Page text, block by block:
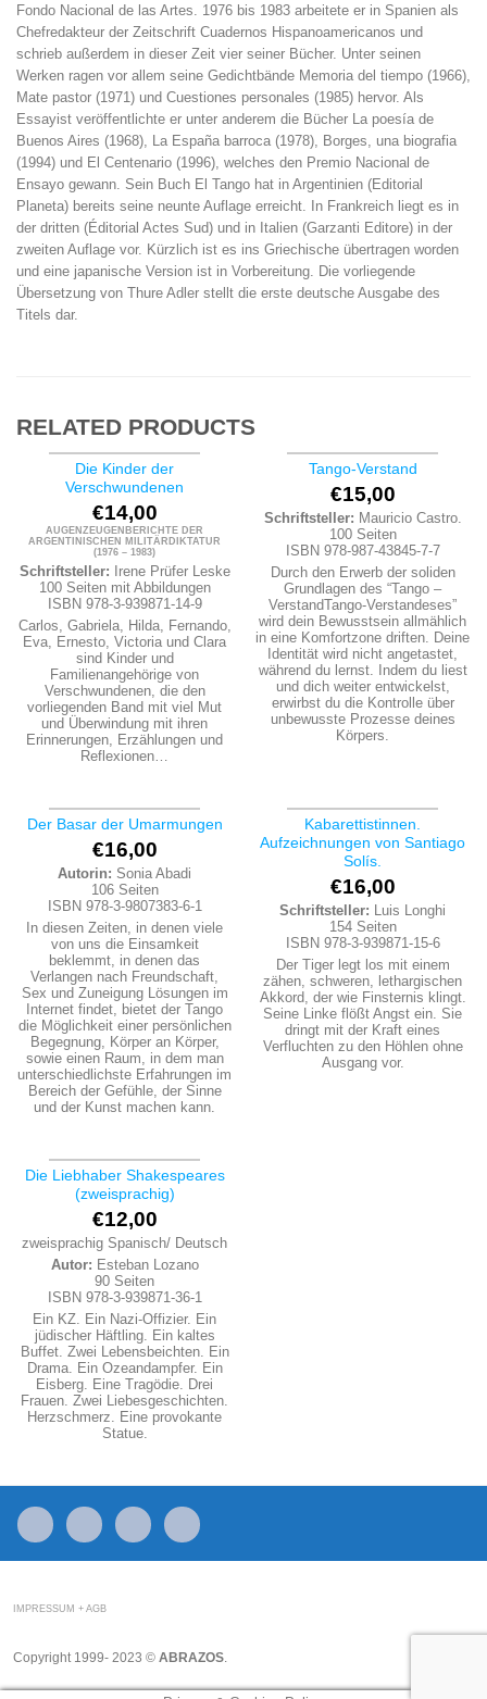
Fondo Nacional de las Artes. 1976 bis 1983 arbeitete er in Spanien als
Chefredakteur der Zeitschrift Cuadernos Hispanoamericanos und
schrieb außerdem in dieser Zeit vier seiner Bücher. Unter seinen
Werken ragen vor allem seine Gedichtbände Memoria del tiempo (1966),
Mate pastor (1971) und Cuestiones personales (1985) hervor. Als
Essayist veröffentlichte er unter anderem die Bücher La poesía de
Buenos Aires (1968), La España barroca (1978), Borges, una biografia
(1994) und El Centenario (1996), welches den Premio Nacional de
Ensayo gewann. Sein Buch El Tango hat in Argentinien (Editorial
Planeta) bereits seine neunte Auflage erreicht. In Frankreich liegt es in
der dritten (Éditorial Actes Sud) und in Italien (Garzanti Editore) in der
zweiten Auflage vor. Kürzlich ist es ins Griechische übertragen worden
und eine japanische Version ist in Vorbereitung. Die vorliegende
Übersetzung von Thure Adler stellt die erste deutsche Ausgabe des
Titels dar.
RELATED PRODUCTS
Die Kinder der
Verschwundenen
€14,00
AUGENZEUGENBERICHTE DER
ARGENTINISCHEN MILITÄRDIKTATUR
(1976 – 1983)
Schriftsteller: Irene Prüfer Leske
100 Seiten mit Abbildungen
ISBN 978-3-939871-14-9
Carlos, Gabriela, Hilda, Fernando,
Eva, Ernesto, Victoria und Clara
sind Kinder und
Familienangehörige von
Verschwundenen, die den
vorliegenden Band mit viel Mut
und Überwindung mit ihren
Erinnerungen, Erzählungen und
Reflexionen…
Tango-Verstand
€15,00
Schriftsteller: Mauricio Castro.
100 Seiten
ISBN 978-987-43845-7-7
Durch den Erwerb der soliden
Grundlagen des “Tango –
VerstandTango-Verstandeses”
wird dein Bewusstsein allmählich
in eine Komfortzone driften. Deine
Identität wird nicht angetastet,
während du lernst. Indem du liest
und dich weiter entwickelst,
erwirbst du die Kontrolle über
unbewusste Prozesse deines
Körpers.
Der Basar der Umarmungen
€16,00
Autorin: Sonia Abadi
106 Seiten
ISBN 978-3-9807383-6-1
In diesen Zeiten, in denen viele
von uns die Einsamkeit
beklemmt, in denen das
Verlangen nach Freundschaft,
Sex und Zuneigung Lösungen im
Internet findet, bietet der Tango
die Möglichkeit einer persönlichen
Begegnung, Körper an Körper,
sowie einen Raum, in dem man
unterschiedlichste Erfahrungen im
Bereich der Gefühle, der Sinne
und der Kunst machen kann.
Kabarettistinnen.
Aufzeichnungen von Santiago
Solís.
€16,00
Schriftsteller: Luis Longhi
154 Seiten
ISBN 978-3-939871-15-6
Der Tiger legt los mit einem
zähen, schweren, lethargischen
Akkord, der wie Finsternis klingt.
Seine Linke flößt Angst ein. Sie
dringt mit der Kraft eines
Verfluchten zu den Höhlen ohne
Ausgang vor.
Die Liebhaber Shakespeares
(zweisprachig)
€12,00
zweisprachig Spanisch/ Deutsch
Autor: Esteban Lozano
90 Seiten
ISBN 978-3-939871-36-1
Ein KZ. Ein Nazi-Offizier. Ein
jüdischer Häftling. Ein kaltes
Buffet. Zwei Lebensbeichten. Ein
Drama. Ein Ozeandampfer. Ein
Eisberg. Eine Tragödie. Drei
Frauen. Zwei Liebesgeschichten.
Herzschmerz. Eine provokante
Statue.
mail facebookyoutube instagram
IMPRESSUM + AGB
Copyright 1999- 2023 © ABRAZOS